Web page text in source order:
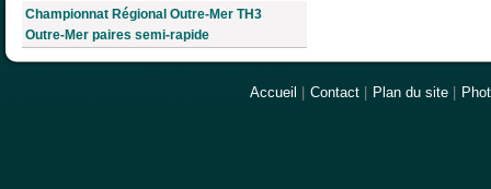
Championnat Régional Outre-Mer TH3
Outre-Mer paires semi-rapide
Accueil Contact Plan du site